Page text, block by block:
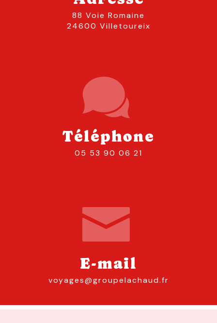
88 Voie Romaine
24600 Villetoureix
Téléphone
05 53 90 06 21
E-mail
voyages@groupelachaud.fr